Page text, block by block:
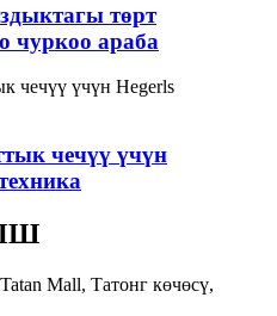
төрт
чуркоо араба
чечүү үчүн
Mall, Татонг көчөсү,